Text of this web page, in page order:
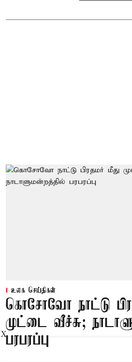
உலக செய்திகள்
கொசோவோ நாட்டு
முட்டை வீச்சு;
பரபரப்பு
X